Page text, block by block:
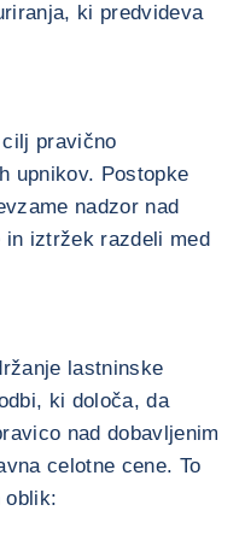
ki predvideva
pravično
upnikov. Postopke
nadzor nad
in iztržek razdeli med
lastninske
ki določa, da
nad dobavljenim
celotne cene. To
oblik: